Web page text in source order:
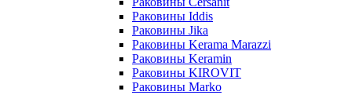
Раковины Iddis
Раковины Jika
Раковины Kerama Marazzi
Раковины Keramin
Раковины KIROVIT
Раковины Marko